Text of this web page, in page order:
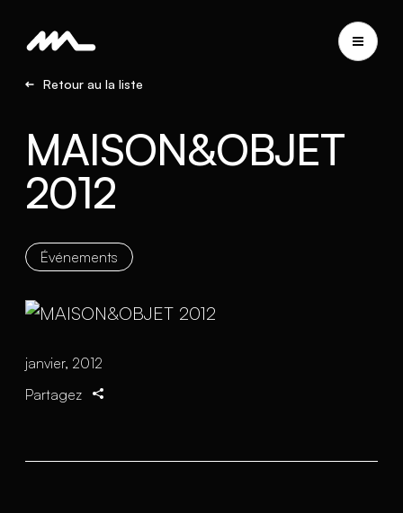
Retour au la liste
MAISON&OBJET
2012
Événements
janvier, 2012
Partagez